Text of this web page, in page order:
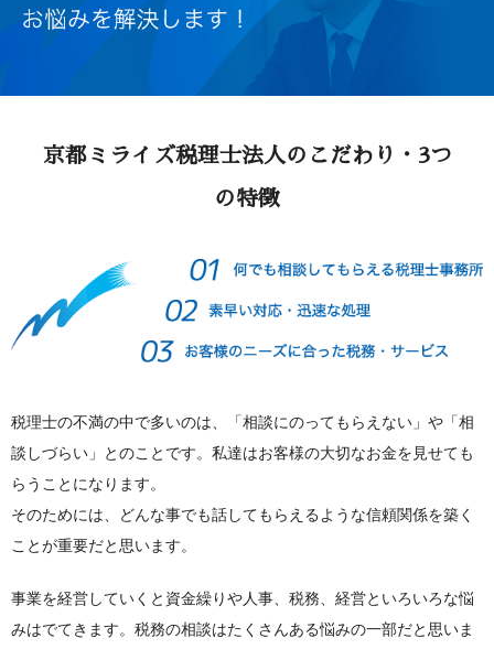
京都ミライズ税理士法人のこだわり・3つ
の特徴
税理士の不満の中で多いのは、「相談にのってもらえない」や「相
談しづらい」とのことです。私達はお客様の大切なお金を見せても
らうことになります。
そのためには、どんな事でも話してもらえるような信頼関係を築く
ことが重要だと思います。
事業を経営していくと資金繰りや人事、税務、経営といろいろな悩
みはでてきます。税務の相談はたくさんある悩みの一部だと思いま